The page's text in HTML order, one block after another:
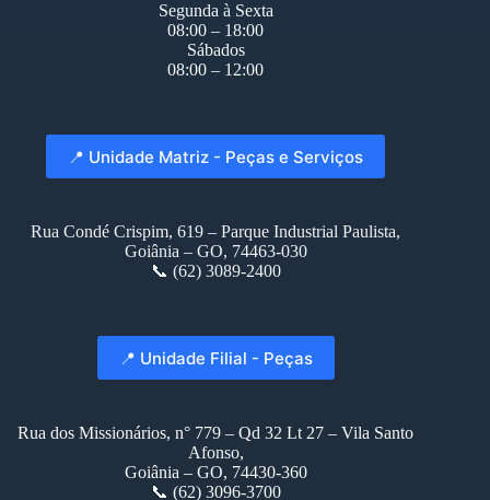
Segunda à Sexta
08:00 – 18:00
Sábados
08:00 – 12:00
📍 Unidade Matriz - Peças e Serviços
Rua Condé Crispim, 619 – Parque Industrial Paulista,
Goiânia – GO, 74463-030
📞 (62) 3089-2400
📍 Unidade Filial - Peças
Rua dos Missionários, n° 779 – Qd 32 Lt 27 – Vila Santo
Afonso,
Goiânia – GO, 74430-360
📞 (62) 3096-3700